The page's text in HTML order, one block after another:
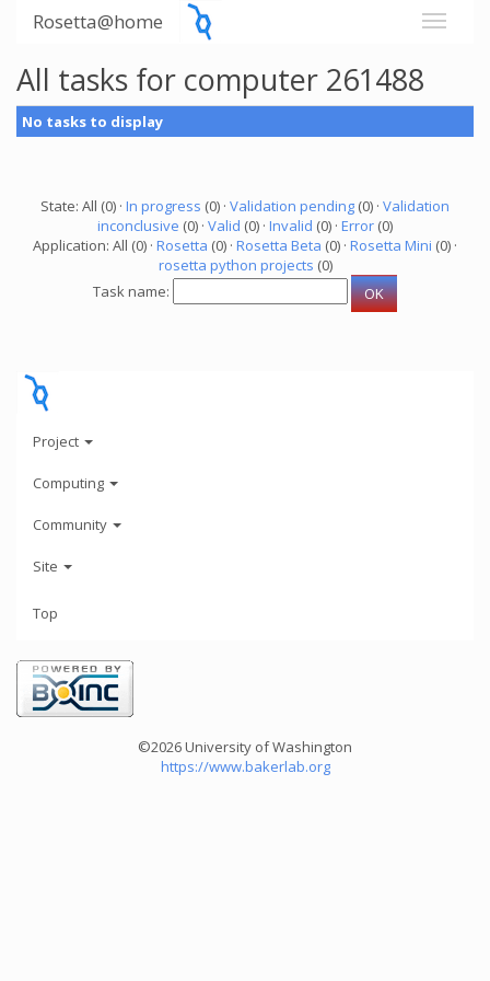
Rosetta@home
All tasks for computer 261488
No tasks to display
State: All (0) · In progress (0) · Validation pending (0) · Validation
inconclusive (0) · Valid (0) · Invalid (0) · Error (0)
Application: All (0) · Rosetta (0) · Rosetta Beta (0) · Rosetta Mini (0) ·
rosetta python projects (0)
Task name:
Project
Computing
Community
Site
Top
©2026 University of Washington
https://www.bakerlab.org